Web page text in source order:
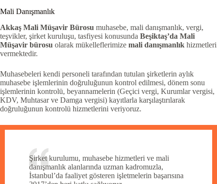
Mali Danışmanlık
Akkaş Mali Müşavir Bürosu muhasebe, mali danışmanlık, vergi,
teşvikler, şirket kuruluşu, tasfiyesi konusunda Beşiktaş’da Mali
Müşavir bürosu olarak mükelleflerimize mali danışmanlık hizmetleri
vermektedir.
Muhasebeleri kendi personeli tarafından tutulan şirketlerin aylık
muhasebe işlemlerinin doğruluğunun kontrol edilmesi, dönem sonu
işlemlerinin kontrolü, beyannamelerin (Geçici vergi, Kurumlar vergisi,
KDV, Muhtasar ve Damga vergisi) kayıtlarla karşılaştırılarak
doğruluğunun kontrolü hizmetlerini veriyoruz.
Şirket kurulumu, muhasebe hizmetleri ve mali
danışmanlık alanlarında uzman kadromuzla,
İstanbul’da faaliyet gösteren işletmelerin başarısına